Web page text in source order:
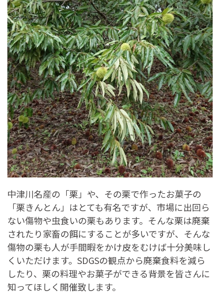
中津川名産の「栗」や、その栗で作ったお菓子の
「栗きんとん」はとても有名ですが、市場に出回ら
ない傷物や虫食いの栗もあります。そんな栗は廃棄
されたり家畜の餌にすることが多いですが、そんな
傷物の栗も人が手間暇をかけ皮をむけば十分美味し
くいただけます。SDGSの観点から廃棄食料を減ら
したり、栗の料理やお菓子ができる背景を皆さんに
知ってほしく開催致します。